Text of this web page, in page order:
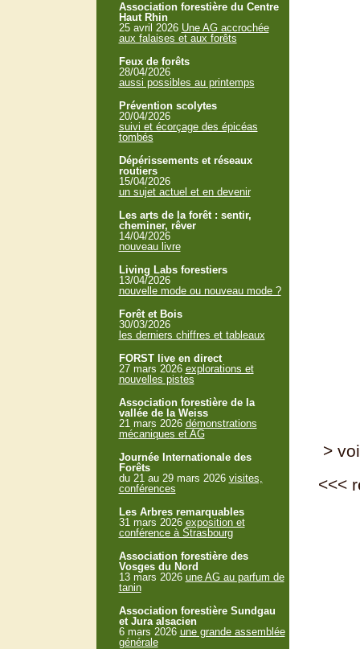
>
<<<
Association forestière du Centre
Haut Rhin
25 avril 2026 Une AG accrochée
aux falaises et aux forêts
Feux de forêts
28/04/2026
aussi possibles au printemps
Prévention scolytes
20/04/2026
suivi et écorçage des épicéas
tombés
Dépérissements et réseaux
routiers
15/04/2026
un sujet actuel et en devenir
Les arts de la forêt : sentir,
cheminer, rêver
14/04/2026
nouveau livre
Living Labs forestiers
13/04/2026
nouvelle mode ou nouveau mode ?
Forêt et Bois
30/03/2026
les derniers chiffres et tableaux
FORST live en direct
27 mars 2026 explorations et
nouvelles pistes
Association forestière de la
vallée de la Weiss
21 mars 2026 démonstrations
mécaniques et AG
Journée Internationale des
Forêts
du 21 au 29 mars 2026 visites,
conférences
Les Arbres remarquables
31 mars 2026 exposition et
conférence à Strasbourg
Association forestière des
Vosges du Nord
13 mars 2026 une AG au parfum de
tanin
Association forestière Sundgau
et Jura alsacien
6 mars 2026 une grande assemblée
générale